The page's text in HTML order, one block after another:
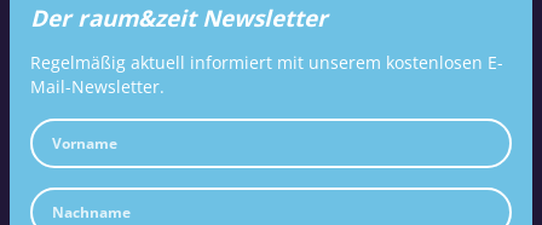
Der raum&zeit Newsletter
Regelmäßig aktuell informiert mit unserem kostenlosen E-
Mail-Newsletter.